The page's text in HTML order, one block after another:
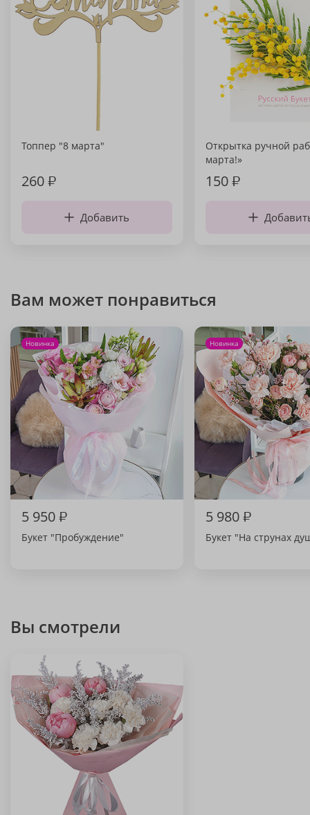
Топпер "8 марта"
260₽
Добавить
Открытка ручной
марта!»
150₽
Вам может понравиться
Новинка
5 950₽
Букет "Пробуждение"
Новинка
5 980₽
Букет "На струнах
Вы смотрели